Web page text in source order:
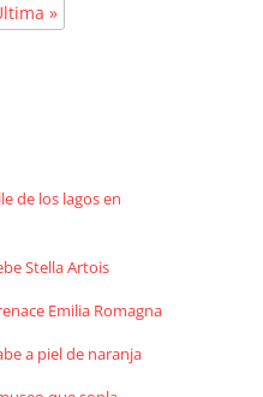
»
de los lagos en
Stella Artois
Emilia Romagna
a piel de naranja